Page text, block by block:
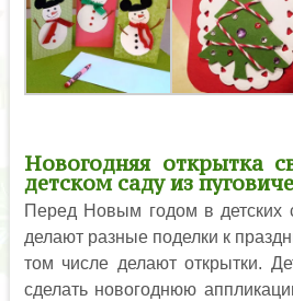
Новогодняя открытка
детском саду из
Перед Новым годом в детских
делают разные поделки к
том числе делают открытки.
сделать новогоднюю